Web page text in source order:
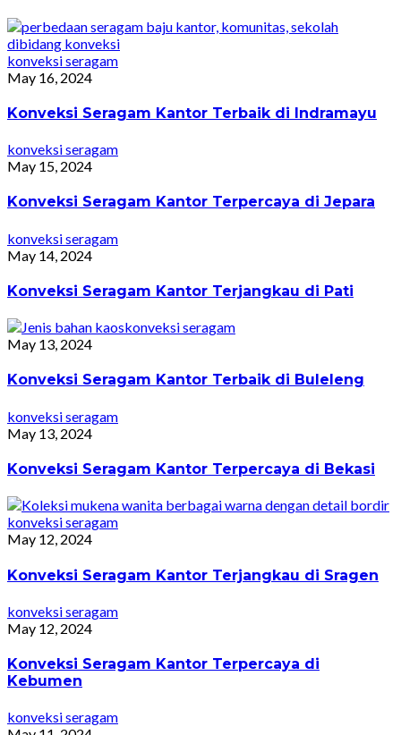
konveksi seragam
May 16, 2024
Konveksi Seragam Kantor Terbaik di Indramayu
konveksi seragam
May 15, 2024
Konveksi Seragam Kantor Terpercaya di Jepara
konveksi seragam
May 14, 2024
Konveksi Seragam Kantor Terjangkau di Pati
konveksi seragam
May 13, 2024
Konveksi Seragam Kantor Terbaik di Buleleng
konveksi seragam
May 13, 2024
Konveksi Seragam Kantor Terpercaya di Bekasi
konveksi seragam
May 12, 2024
Konveksi Seragam Kantor Terjangkau di Sragen
konveksi seragam
May 12, 2024
Konveksi Seragam Kantor Terpercaya di
Kebumen
konveksi seragam